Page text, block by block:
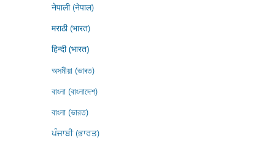
नेपाली (नेपाल)
मराठी (भारत)
हिन्दी (भारत)
অসমীয়া (ভাৰত)
বাংলা (বাংলাদেশ)
বাংলা (ভারত)
ਪੰਜਾਬੀ (ਭਾਰਤ)